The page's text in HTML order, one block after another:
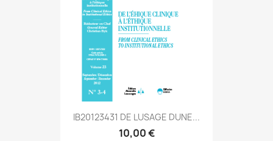
IB20123431 DE LUSAGE DUNE...
10,00 €